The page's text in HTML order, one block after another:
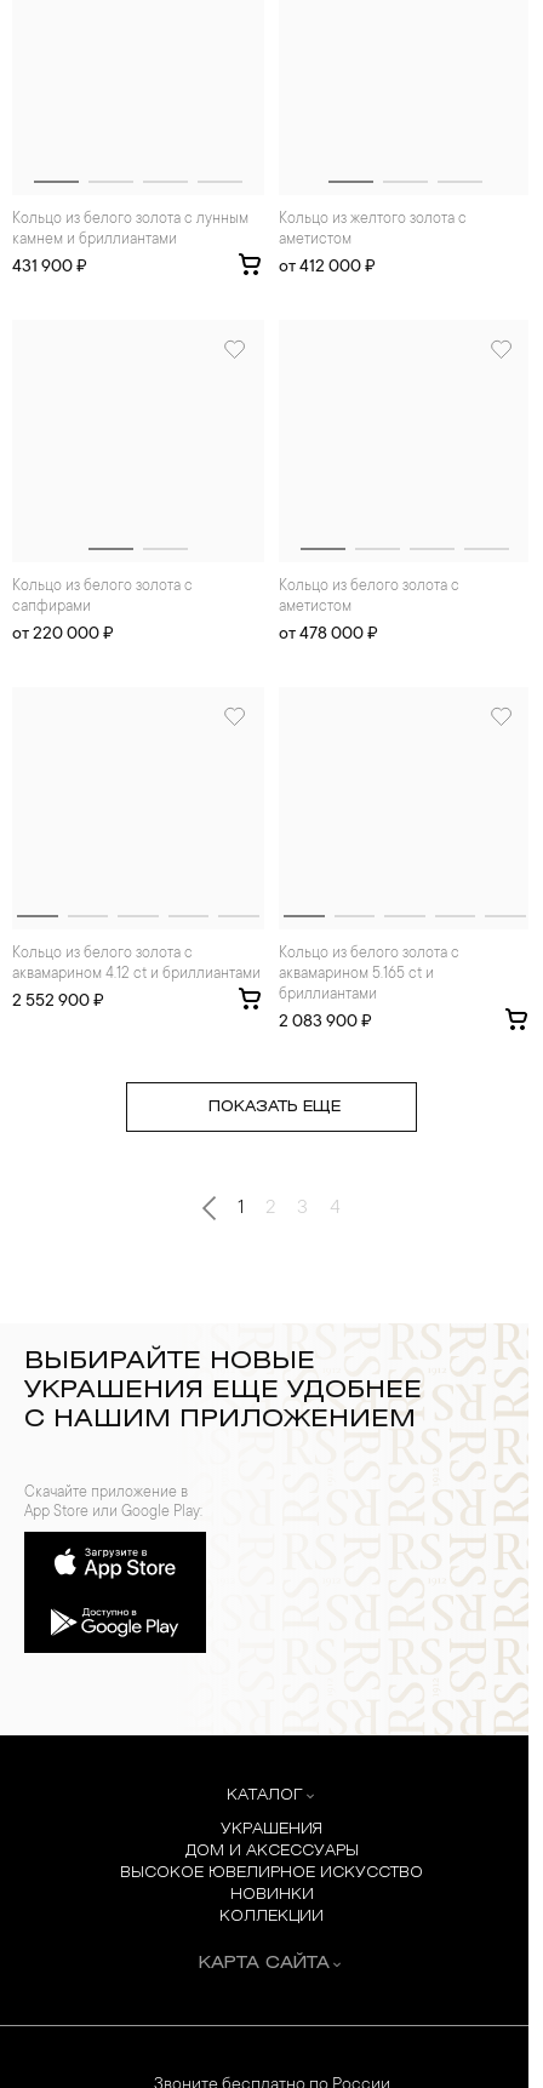
Кольцо из белого золота с лунным
камнем и бриллиантами
431 900 ₽
Кольцо из желтого золота с
аметистом
от 412 000 ₽
Кольцо из белого золота с
сапфирами
от 220 000 ₽
Кольцо из белого золота с
аметистом
от 478 000 ₽
Кольцо из белого золота с
аквамарином 4.12 ct и бриллиантами
2 552 900 ₽
Кольцо из белого золота с
аквамарином 5.165 ct и
бриллиантами
2 083 900 ₽
ПОКАЗАТЬ ЕЩЕ
1 2 3 4
ВЫБИРАЙТЕ НОВЫЕ
УКРАШЕНИЯ ЕЩЕ УДОБНЕЕ
С НАШИМ ПРИЛОЖЕНИЕМ
Скачайте приложение в
App Store или Google Play:
КАТАЛОГ
УКРАШЕНИЯ
ДОМ И АКСЕССУАРЫ
ВЫСОКОЕ ЮВЕЛИРНОЕ ИСКУССТВО
НОВИНКИ
КОЛЛЕКЦИИ
КАРТА САЙТА